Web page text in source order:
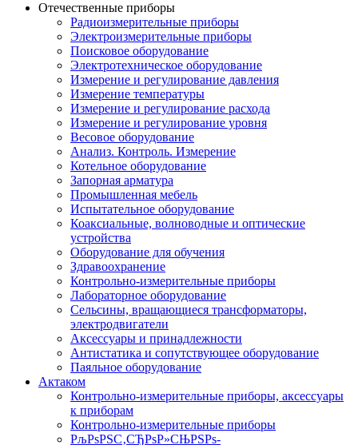
Отечественные приборы
Радиоизмерительные приборы
Электроизмерительные приборы
Поисковое оборудование
Электротехническое оборудование
Измерение и регулирование давления
Измерение температуры
Измерение и регулирование расхода
Измерение и регулирование уровня
Весовое оборудование
Анализ. Контроль. Измерение
Котельное оборудование
Запорная арматура
Промышленная мебель
Испытательное оборудование
Коаксиальные, волноводные и оптические
устройства
Оборудование для обучения
Здравоохранение
Контрольно-измерительные приборы
Лабораторное оборудование
Сельсины, вращающиеся трансформаторы,
электродвигатели
Аксессуары и принадлежности
Антистатика и сопутствующее оборудование
Паяльное оборудование
Актаком
Контрольно-измерительные приборы, аксессуары
к приборам
Контрольно-измерительные приборы
РљРѕРЅС‚СЂРѕР»СЊРЅРѕ-